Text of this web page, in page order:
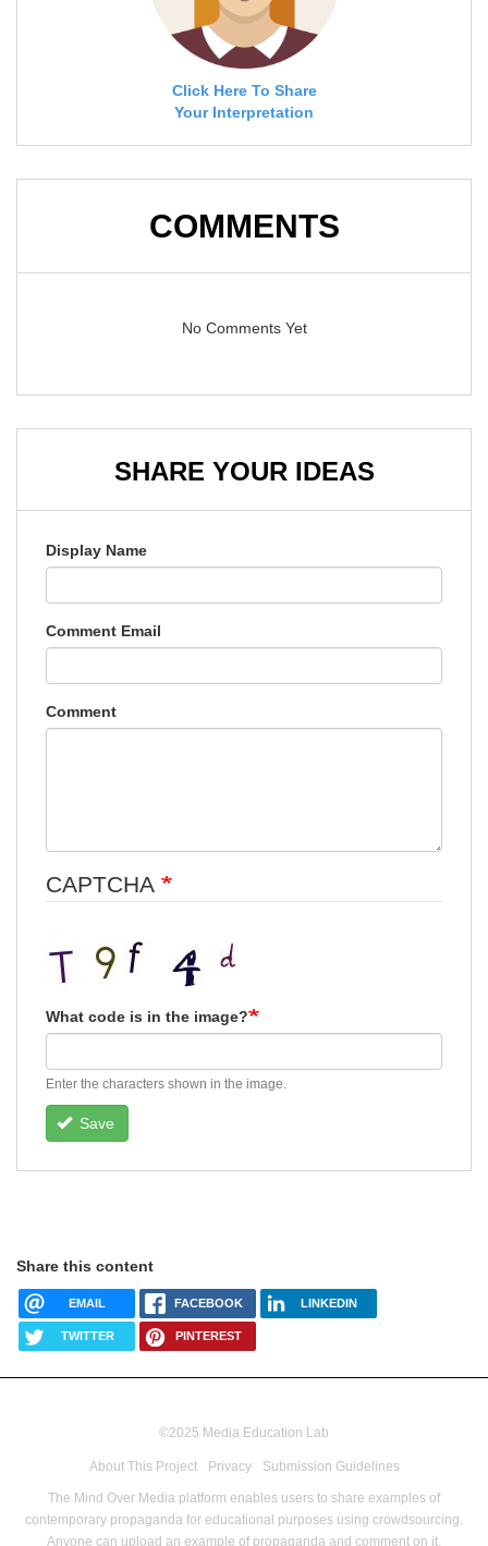
Click Here To Share
Your Interpretation
COMMENTS
No Comments Yet
SHARE YOUR IDEAS
Display Name
Comment Email
Comment
CAPTCHA
What code is in the image?
Enter the characters shown in the image.
Save
Share this content
EMAIL FACEBOOK LINKEDIN
TWITTER PINTEREST
©2025 Media Education Lab
footer
menu
About This Project Privacy Submission Guidelines
The Mind Over Media platform enables users to share examples of
contemporary propaganda for educational purposes using crowdsourcing.
Anyone can upload an example of propaganda and comment on it,